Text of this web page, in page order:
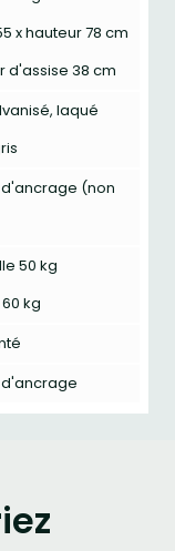
x hauteur 78 cm
d'assise 38 cm
laqué
(non
50 kg
kg